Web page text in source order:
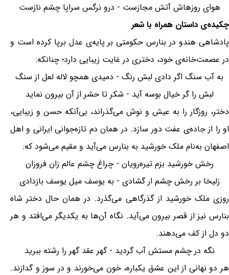
هوای روزهاش آتش مجازست - درو نرگس سراپا چشم نازست
چکیده‌ی داستان همراه با شعر
پادشاهی هندو در بنارس حکومتی بر پایه‌ی عدل برپا کرده است و
در عصمت‌خانه‌ی خود، دختری در غایت زیبایی دارد؛ چنانکه:
به آب سنگ اگر دادی لبش رنگ - دمیدی همچو لاله لعل از سنگ
لبش را گر خیال بوسه آید - شکر تا حشر از آن بیرون نماید
دختر، روزگار را به عیش و نوش می‌گذراند، بی‌آنکه حسن و زیبایی،
او را از جاده‌ی عفت دور سازد. در همان دم تازه‌جوانی ایرانی و اهل
اصفهان به‌نام ملک خورشید به بنارس می‌آید و مقیم می‌شود که:
رخش خورشید بزم تیره‌رویان - چراغ چشم عالم زان فروزان
زلیخا بر رخش چشم ار گشادی - به یوسف میل یوسف بازدادی
روزی ملک خورشید از گذرگاهی می‌گذرد. در همان حال دختر شاه
بنارس نیز از قصر بیرون می‌آید. نگاه آن‌ها به یکدیگر می‌افتد و هر
دو دل از کف می‌دهند.
نگه در چشم مستش آب گردید - گهر عقد گهر را رشته ببرید
هر دو نهانی از این عشق یکباره، خون می‌خورند و در سوز و گدازند.